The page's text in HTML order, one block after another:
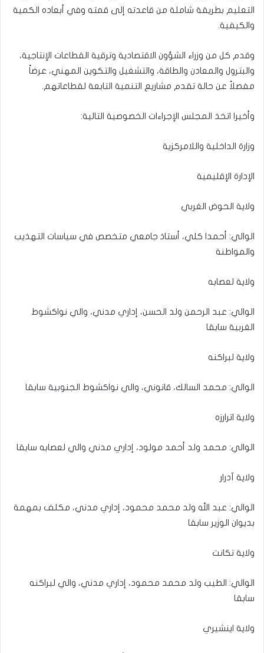
التعليم بطريقة شاملة من قاعدته إلى قمته وفي أبعاده الكمية
والكيفية.
وقدم كل من وزراء الشؤون الاقتصادية وترقية القطاعات الإنتاجية،
والبترول والمعادن والطاقة، والتشغيل والتكوين المهني، عرضاً
مفصلاً عن حالة تقدم مشاريع التنمية التابعة لقطاعاتهم.
وأخيرا اتخذ المجلس الإجراءات الخصوصية التالية:
وزارة الداخلية واللامركزية
الإدارة الإقليمية
ولاية الحوض الغربي
الوالي: أحمدا كلي، أستاذ جامعي متخصص في سياسات التهذيب
والمواطنة
ولاية لعصابه
الوالي: عبد الرحمن ولد الحسن، إداري مدني، والي نواكشوط
الغربية سابقا
ولاية لبراكنه
الوالي: محمد السالك، قانوني، والي نواكشوط الجنوبية سابقا
ولاية اترارزه
الوالي: محمد ولد أحمد مولود، إداري مدني والي لعصابه سابقا
ولاية آدرار
الوالي: عبد الله ولد محمد محمود، إداري مدني، مكلف بمهمة
بديوان الوزير سابقا
ولاية تكانت
الوالي: الطيب ولد محمد محمود، إداري مدني، والي لبراكنه
سابقا
ولاية اينشيري